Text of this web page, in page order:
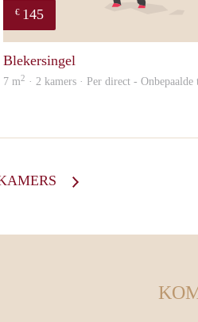
€ 145
Blekersingel
7 m2 · 2 kamers · Per direct - Onbepaalde